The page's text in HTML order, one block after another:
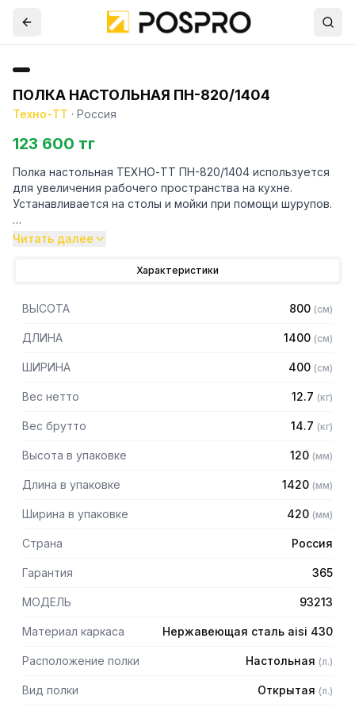
ПОЛКА НАСТОЛЬНАЯ ПН-820/1404
Техно-ТТ · Россия
123 600 тг
Полка настольная ТЕХНО-ТТ ПН-820/1404 используется
для увеличения рабочего пространства на кухне.
Устанавливается на столы и мойки при помощи шурупов.
Особенности:
— Из нержавеющей стали AISI 430 толщиной 0,8 мм
— С усилителем
— 2 яруса
— Боковины (стойки) из трубы 20х20 нержавеющей стали
— Крепление к столу болтовое через отверстие в
— Полка поставляется в разобранном виде
Читать далее
Характеристики
ВЫСОТА 800 (см)
ДЛИНА 1400 (см)
ШИРИНА 400 (см)
Вес нетто 12.7 (кг)
Вес брутто 14.7 (кг)
Высота в упаковке 120 (мм)
Длина в упаковке 1420 (мм)
Ширина в упаковке 420 (мм)
Страна Россия
Гарантия 365
МОДЕЛЬ 93213
Материал каркаса Нержавеющая сталь aisi 430
Расположение полки Настольная (л.)
Вид полки Открытая (л.)